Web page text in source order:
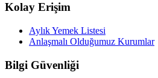
Kolay Erişim
Aylık Yemek Listesi
Anlaşmalı Olduğumuz Kurumlar
Bilgi Güvenliği